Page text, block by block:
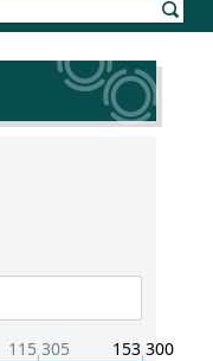
115 305 153 300